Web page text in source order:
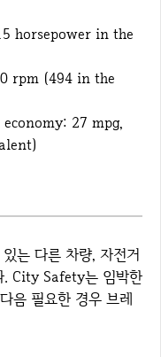
horsepower in the
rpm (494 in the
27 mpg,
. City Safety는 임박한
음 필요한 경우 브레